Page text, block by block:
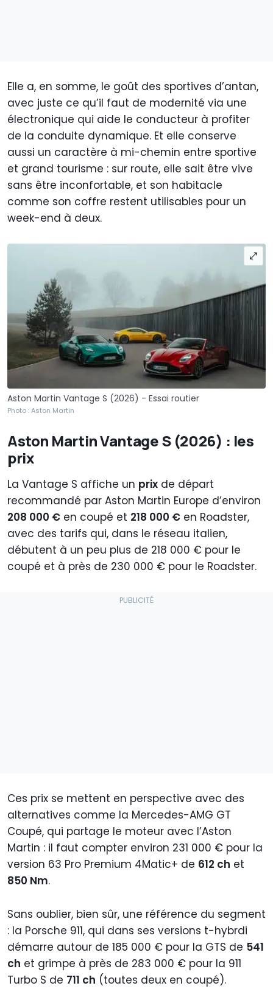
Elle a, en somme, le goût des sportives d’antan,
avec juste ce qu’il faut de modernité via une
électronique qui aide le conducteur à profiter
de la conduite dynamique. Et elle conserve
aussi un caractère à mi-chemin entre sportive
et grand tourisme : sur route, elle sait être vive
sans être inconfortable, et son habitacle
comme son coffre restent utilisables pour un
week-end à deux.
Aston Martin Vantage S (2026) - Essai routier
Photo : Aston Martin
Aston Martin Vantage S (2026) : les
prix
La Vantage S affiche un prix de départ
recommandé par Aston Martin Europe d’environ
208 000 € en coupé et 218 000 € en Roadster,
avec des tarifs qui, dans le réseau italien,
débutent à un peu plus de 218 000 € pour le
coupé et à près de 230 000 € pour le Roadster.
Ces prix se mettent en perspective avec des
alternatives comme la Mercedes-AMG GT
Coupé, qui partage le moteur avec l’Aston
Martin : il faut compter environ 231 000 € pour la
version 63 Pro Premium 4Matic+ de 612 ch et
850 Nm.
Sans oublier, bien sûr, une référence du segment
: la Porsche 911, qui dans ses versions t-hybrdi
démarre autour de 185 000 € pour la GTS de 541
ch et grimpe à près de 283 000 € pour la 911
Turbo S de 711 ch (toutes deux en coupé).